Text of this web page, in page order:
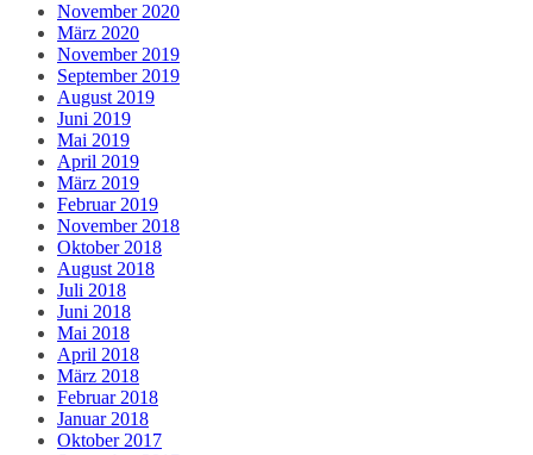
November 2020
März 2020
November 2019
September 2019
August 2019
Juni 2019
Mai 2019
April 2019
März 2019
Februar 2019
November 2018
Oktober 2018
August 2018
Juli 2018
Juni 2018
Mai 2018
April 2018
März 2018
Februar 2018
Januar 2018
Oktober 2017